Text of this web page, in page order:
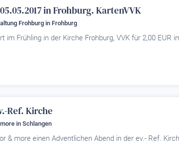
in Frohburg. KartenVVK
Frohburg in Frohburg
im Frühling in der Kirche Frohburg, VVK für 2,00 EUR
Ref. Kirche
in Schlangen
& more einen Adventlichen Abend in der ev.- Ref.